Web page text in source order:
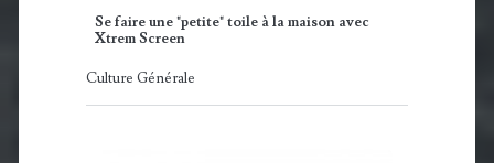
Se faire une "petite" toile à la maison avec
Xtrem Screen
Culture Générale